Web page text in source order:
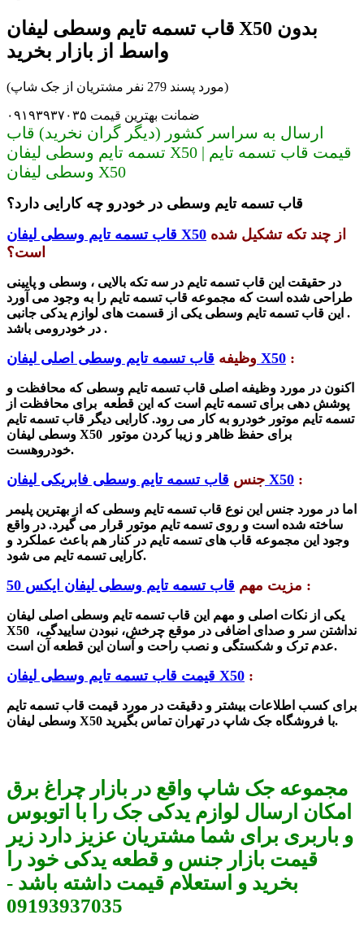
قاب تسمه تایم وسطی لیفان X50 بدون
واسط از بازار بخرید
(مورد پسند 279 نفر مشتریان از جک شاپ)
ضمانت بهترین قیمت ۰۹۱۹۳۹۳۷۰۳۵
ارسال به سراسر کشور (دیگر گران نخرید) قاب
تسمه تایم وسطی لیفان X50 | قیمت قاب تسمه تایم
وسطی لیفان X50
قاب تسمه تایم وسطی در خودرو چه کارایی دارد؟
قاب تسمه تایم وسطی لیفان X50
از چند تکه تشکیل شده
است؟
در حقیقت این قاب تسمه تایم در سه تکه بالایی ، وسطی و پایینی
طراحی شده است که مجموعه قاب تسمه تایم را به وجود می آورد
. این قاب تسمه تایم وسطی یکی از قسمت های لوازم یدکی جانبی
در خودرومی باشد .
وظیفه قاب تسمه تایم وسطی اصلی لیفان X50 :
اکنون در مورد وظیفه اصلی قاب تسمه تایم وسطی که محافظت و
پوشش دهی برای تسمه تایم است که این قطعه برای محافظت از
تسمه تایم موتور خودرو به کار می رود. کارایی دیگر قاب تسمه تایم
وسطی لیفان X50 برای حفظ ظاهر و زیبا کردن موتور
خودروهست.
جنس قاب تسمه تایم وسطی فابریکی لیفان X50 :
اما در مورد جنس این نوع قاب تسمه تایم وسطیکه از بهترین پلیمر
ساخته شده است و روی تسمه تایم موتور قرار می گیرد. در واقع
وجود این مجموعه قاب های تسمه تایم در کنار هم باعث عملکرد و
کارایی تسمه تایم می شود.
مزیت مهم قاب تسمه تایم وسطی لیفان ایکس 50 :
یکی از نکات اصلی و مهم این قاب تسمه تایم وسطی اصلی لیفان
X50 نداشتن سر و صدای اضافی در موقع چرخش، نبودن ساییدگی،
عدم ترک و شکستگی و نصب راحت و آسان این قطعه آن است.
قیمت قاب تسمه تایم وسطی لیفان X50 :
برای کسب اطلاعات بیشتر و دقیقت در مورد قیمت قاب تسمه تایم
وسطی لیفان X50 با فروشگاه جک شاپ در تهران تماس بگیرید.
مجموعه جک شاپ واقع در بازار چراغ برق
امکان ارسال لوازم یدکی جک را با اتوبوس
و باربری برای شما مشتریان عزیز دارد زیر
قیمت بازار جنس و قطعه یدکی خود را
بخرید و استعلام قیمت داشته باشد -
09193937035